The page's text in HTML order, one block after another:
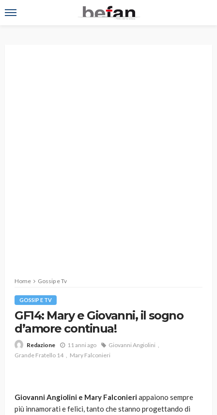
Home Gossip e Tv
GOSSIP E TV
GF14: Mary e Giovanni, il sogno
d’amore continua!
Redazione 11 anni ago
Giovanni Angiolini
Grande Fratello 14
Mary Falconieri
Giovanni Angiolini e Mary Falconieriappaiono sempre
più innamorati e felici, tanto che stanno progettando di